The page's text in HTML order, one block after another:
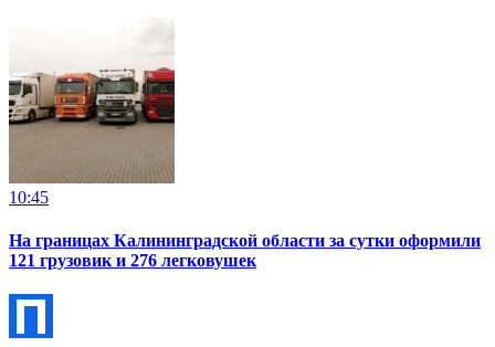
10:45
На границах Калининградской области за сутки оформили
121 грузовик и 276 легковушек